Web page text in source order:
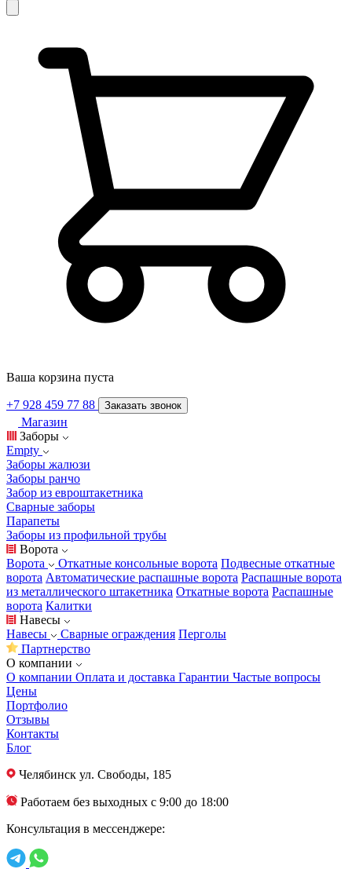
Ваша корзина пуста
+7 928 459 77 88 Заказать звонок
Магазин
Заборы
Empty
Заборы жалюзи
Заборы ранчо
Забор из евроштакетника
Сварные заборы
Парапеты
Заборы из профильной трубы
Ворота
Ворота
Откатные консольные ворота Подвесные откатные
ворота Автоматические распашные ворота Распашные ворота
из металлического штакетника Откатные ворота Распашные
ворота Калитки
Навесы
Навесы
Сварные ограждения Перголы
Партнерство
О компании
О компании Оплата и доставка Гарантии Частые вопросы
Цены
Портфолио
Отзывы
Контакты
Блог
Челябинск ул. Свободы, 185
Работаем без выходных с 9:00 до 18:00
Консультация в мессенджере: